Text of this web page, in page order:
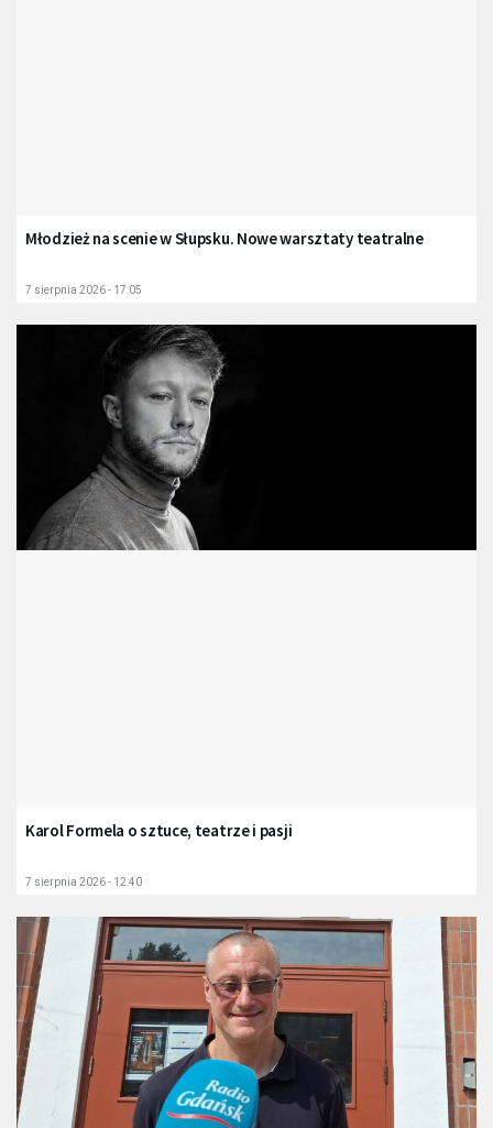
Młodzież na scenie w Słupsku. Nowe warsztaty teatralne
7 sierpnia 2026 - 17:05
Karol Formela o sztuce, teatrze i pasji
7 sierpnia 2026 - 12:40